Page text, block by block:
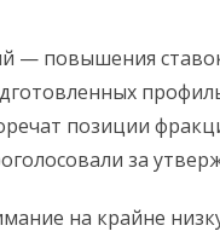
— повышения
позиции
за
на крайне